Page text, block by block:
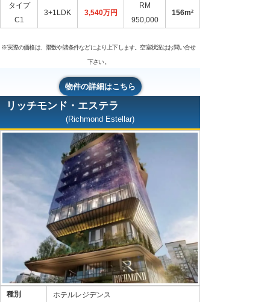
タイプ
C1
3+1LDK 3,540万円
RM
950,000
156m²
※実際の価格は、階数や諸条件などにより上下します。空室状況はお問い合せ
下さい。
物件の詳細はこちら
リッチモンド・エステラ
(Richmond Estellar)
種別 ホテルレジデンス